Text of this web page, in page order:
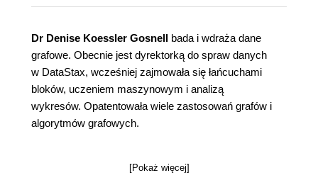
Dr Denise Koessler Gosnell bada i wdraża dane
grafowe. Obecnie jest dyrektorką do spraw danych
w DataStax, wcześniej zajmowała się łańcuchami
bloków, uczeniem maszynowym i analizą
wykresów. Opatentowała wiele zastosowań grafów i
algorytmów grafowych.
[Pokaż więcej]